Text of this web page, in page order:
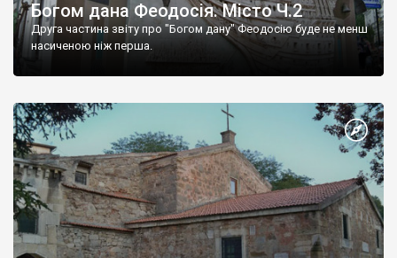
Богом дана Феодосія. Місто Ч.2
Друга частина звіту про "Богом дану" Феодосію буде не менш
насиченою ніж перша.